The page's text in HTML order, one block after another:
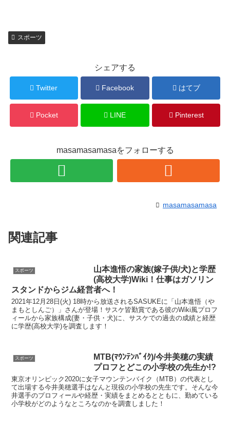
スポーツ
シェアする
Twitter Facebook はてブ
Pocket LINE Pinterest
masamasamasaをフォローする
masamasamasa
関連記事
スポーツ
山本進悟の家族(嫁子供/犬)と学歴
(高校大学)Wiki！仕事はガソリン
スタンドからジム経営者へ！
2021年12月28日(火) 18時から放送されるSASUKEに「山本進悟（や
まもとしんご）」さんが登場！サスケ皆勤賞である彼のWiki風プロフ
ィールから家族構成(妻・子供・犬)に、サスケでの過去の成績と経歴
に学歴(高校大学)を調査します！
スポーツ
MTB(ﾏｳﾝﾃﾝﾊﾞｲｸ)/今井美穂の実績
プロフとどこの小学校の先生か!?
東京オリンピック2020に女子マウンテンバイク（MTB）の代表とし
て出場する今井美穂選手はなんと現役の小学校の先生です。そんな今
井選手のプロフィールや経歴・実績をまとめるとともに、勤めている
小学校がどのようなところなのかを調査しました！